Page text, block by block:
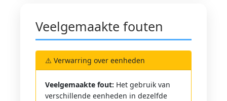
Veelgemaakte fouten
⚠️ Verwarring over eenheden
Veelgemaakte fout: Het gebruik van
verschillende eenheden in dezelfde